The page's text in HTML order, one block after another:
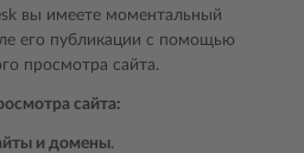
вы имеете моментальный
его публикации с помощью
просмотра сайта.
сайта:
и домены.